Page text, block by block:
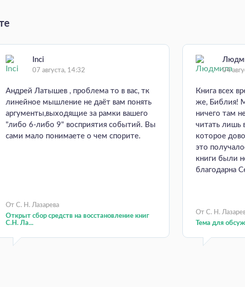
Inci
07 августа, 14:32
Андрей Латышев , проблема то в вас, тк
линейное мышление не даёт вам понять
аргументы,выходящие за рамки вашего
"либо 6-либо 9" восприятия событий. Вы
сами мало понимаете о чем спорите.
От С. Н. Лазарева
Открыт сбор средств на восстановление книг
С.Н. Ла...
04
Книга всех
же, Библия!
ничего там
читать лишь
которое
это
книги были
благодарна
От С. Н.
Тема для